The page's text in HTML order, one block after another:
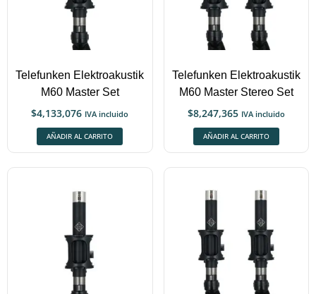
Telefunken Elektroakustik
M60 Master Set
$4,133,076 IVA incluido
AÑADIR AL CARRITO
Telefunken Elektroakustik
M60 Master Stereo Set
$8,247,365 IVA incluido
AÑADIR AL CARRITO